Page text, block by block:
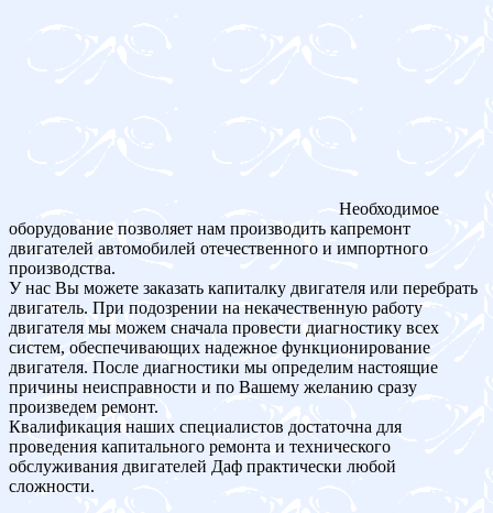
Необходимое
оборудование позволяет нам производить капремонт
двигателей автомобилей отечественного и импортного
производства.
У нас Вы можете заказать капиталку двигателя или перебрать
двигатель. При подозрении на некачественную работу
двигателя мы можем сначала провести диагностику всех
систем, обеспечивающих надежное функционирование
двигателя. После диагностики мы определим настоящие
причины неисправности и по Вашему желанию сразу
произведем ремонт.
Квалификация наших специалистов достаточна для
проведения капитального ремонта и технического
обслуживания двигателей Даф практически любой
сложности.